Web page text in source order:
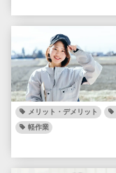
メリット・デメリット
軽作業